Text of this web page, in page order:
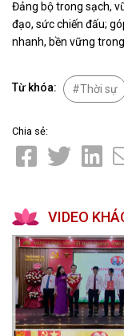
Đảng bộ trong sạch,
đạo, sức chiến đấu;
nhanh, bền vững
Từ khóa: Thời sự
Chia sẻ:
VIDEO